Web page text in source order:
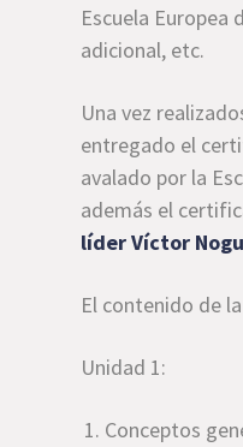
Escuela
adicional, etc.
Una vez
entregado el
avalado por la
además el
líder Víctor
El contenido de
Unidad 1:
Conceptos